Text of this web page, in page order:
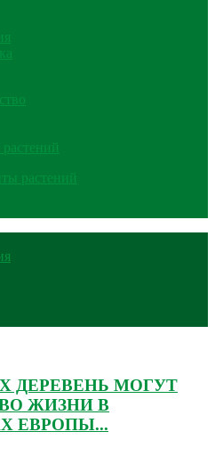
растений
ДЕРЕВЕНЬ МОГУТ
ЖИЗНИ В
ЕВРОПЫ...